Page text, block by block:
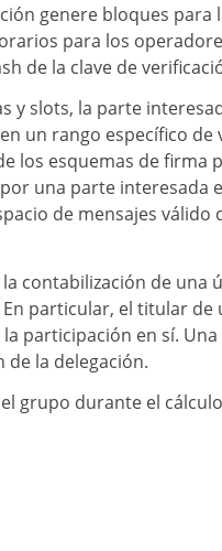
genere bloques para
para los
de la clave de
y slots, la parte
un rango específico de
los esquemas de firma
una parte interesada
de mensajes válido
contabilización de una
particular, el titular
participación en sí.
la delegación.
grupo durante el